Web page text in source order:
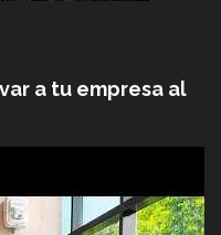
a tu empresa al